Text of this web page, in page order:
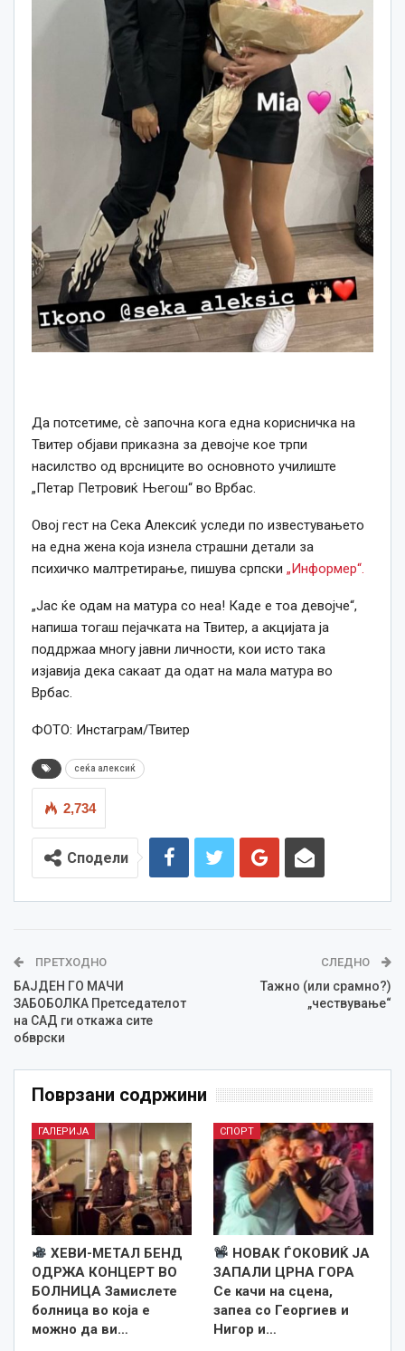
Да потсетиме, сѐ започна кога една корисничка на
Твитер објави приказна за девојче кое трпи
насилство од врсниците во основното училиште
„Петар Петровиќ Његош“ во Врбас.
Овој гест на Сека Алексиќ уследи по известувањето
на една жена која изнела страшни детали за
психичко малтретирање, пишува српски „Информер“.
„Јас ќе одам на матура со неа! Каде е тоа девојче“,
напиша тогаш пејачката на Твитер, а акцијата ја
поддржаа многу јавни личности, кои исто така
изјавија дека сакаат да одат на мала матура во
Врбас.
ФОТО: Инстаграм/Твитер
сеќа алексиќ
2,734
Сподели
ПРЕТХОДНО
БАЈДЕН ГО МАЧИ
ЗАБОБОЛКА Претседателот
на САД ги откажа сите
обврски
СЛЕДНО
Тажно (или срамно?)
„чествување“
Поврзани содржини
ГАЛЕРИЈА
ХЕВИ-МЕТАЛ БЕНД
ОДРЖА КОНЦЕРТ ВО
БОЛНИЦА Замислете
болница во која е
можно да ви…
СПОРТ
НОВАК ЃОКОВИЌ ЈА
ЗАПАЛИ ЦРНА ГОРА
Се качи на сцена,
запеа со Георгиев и
Нигор и…